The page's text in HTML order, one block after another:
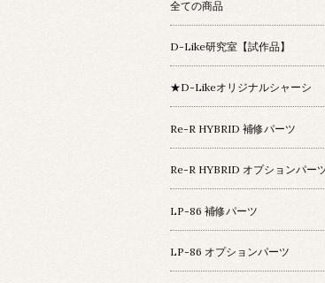
全ての商品
D-Like研究室【試作品】
★D-Likeオリジナルシャーシ
Re-R HYBRID 補修パーツ
Re-R HYBRID オプションパー
LP-86 補修パーツ
LP-86 オプションパーツ